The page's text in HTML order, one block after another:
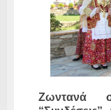
Ζωντανά